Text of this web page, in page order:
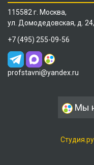
115582 г. Москва,
ул. Домодедовская, д.
+7 (495) 255-09-56
profstavni@yandex.ru
Мы